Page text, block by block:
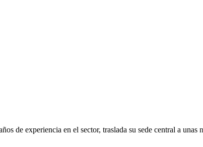
de experiencia en el sector, traslada su sede central a